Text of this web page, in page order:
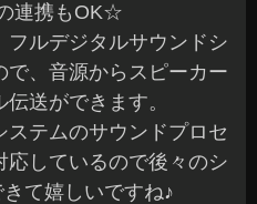
連携もOK☆
ルデジタルサウンドシ
で、音源からスピーカー
送ができます。
ステムのサウンドプロセ
応しているので後々のシ
て嬉しいですね♪